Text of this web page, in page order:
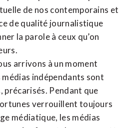
de nos contemporains et
de qualité journalistique
la parole à ceux qu’on
arrivons à un moment
indépendants sont
Pendant que
verrouillent toujours
médiatique, les médias